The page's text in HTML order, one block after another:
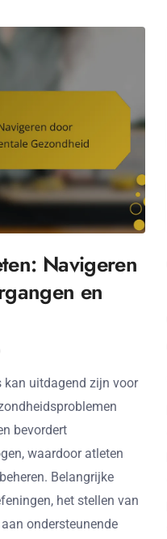
Navigeren
en
kan uitdagend zijn voor
bevordert
waardoor atleten
Belangrijke
het stellen van
ondersteunende